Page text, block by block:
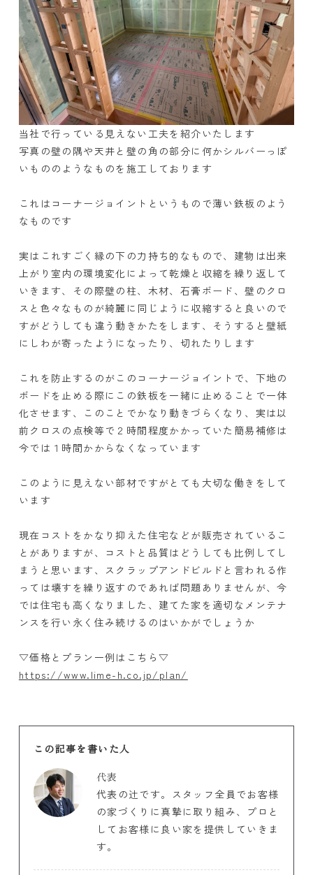
当社で行っている見えない工夫を紹介いたします
写真の壁の隅や天井と壁の角の部分に何かシルバーっぽ
いもののようなものを施工しております
これはコーナージョイントというもので薄い鉄板のよう
なものです
実はこれすごく縁の下の力持ち的なもので、建物は出来
上がり室内の環境変化によって乾燥と収縮を繰り返して
いきます、その際壁の柱、木材、石膏ボード、壁のクロ
スと色々なものが綺麗に同じように収縮すると良いので
すがどうしても違う動きかたをします、そうすると壁紙
にしわが寄ったようになったり、切れたりします
これを防止するのがこのコーナージョイントで、下地の
ボードを止める際にこの鉄板を一緒に止めることで一体
化させます、このことでかなり動きづらくなり、実は以
前クロスの点検等で２時間程度かかっていた簡易補修は
今では１時間かからなくなっています
このように見えない部材ですがとても大切な働きをして
います
現在コストをかなり抑えた住宅などが販売されているこ
とがありますが、コストと品質はどうしても比例してし
まうと思います、スクラップアンドビルドと言われる作
っては壊すを繰り返すのであれば問題ありませんが、今
では住宅も高くなりました、建てた家を適切なメンテナ
ンスを行い永く住み続けるのはいかがでしょうか
▽価格とプラン一例はこちら▽
https://www.lime-h.co.jp/plan/
この記事を書いた人
代表
代表の辻です。スタッフ全員でお客様
の家づくりに真摯に取り組み、プロと
してお客様に良い家を提供していきま
す。